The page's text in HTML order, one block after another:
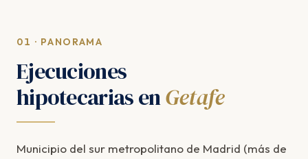
01 · PANORAMA
Ejecuciones
hipotecarias enGetafe
Municipio del sur metropolitano de Madrid (más de